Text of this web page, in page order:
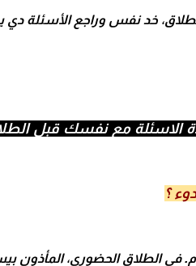
خد نفس وراجع الأسئلة
مع نفسك قبل
فيالطلاق الحضوري، المأذون